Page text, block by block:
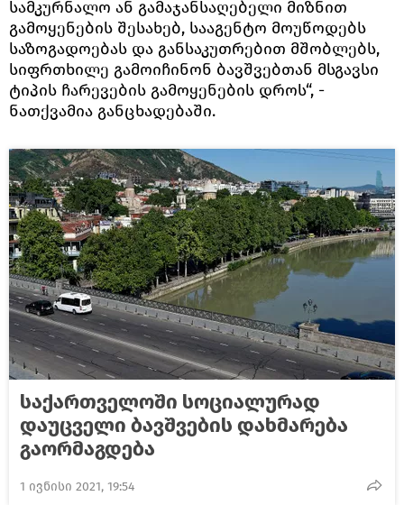
სამკურნალო ან გამაჯანსაღებელი მიზნით
გამოყენების შესახებ, სააგენტო მოუწოდებს
საზოგადოებას და განსაკუთრებით მშობლებს,
სიფრთხილე გამოიჩინონ ბავშვებთან მსგავსი
ტიპის ჩარევების გამოყენების დროს“, -
ნათქვამია განცხადებაში.
საქართველოში სოციალურად
დაუცველი ბავშვების დახმარება
გაორმაგდება
1 ივნისი 2021, 19:54